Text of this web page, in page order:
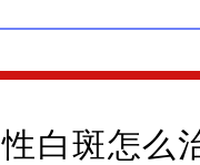
白斑怎么